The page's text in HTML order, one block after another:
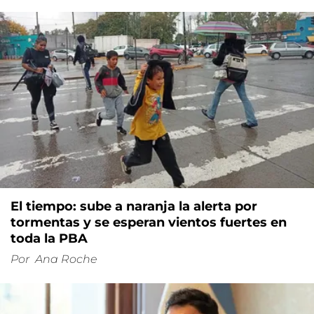
El tiempo: sube a naranja la alerta por
tormentas y se esperan vientos fuertes en
toda la PBA
Por Ana Roche